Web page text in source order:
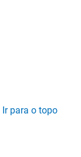
Ir para o topo